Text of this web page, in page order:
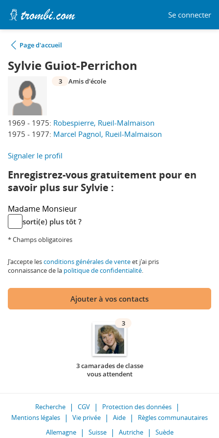
Se connecter
Page d'accueil
Sylvie Guiot-Perrichon
1969 - 1975: Robespierre, Rueil-Malmaison
1975 - 1977: Marcel Pagnol, Rueil-Malmaison
3 Amis d'école
Signaler le profil
Enregistrez-vous gratuitement pour en
savoir plus sur Sylvie :
Madame Monsieur
sorti(e) plus tôt ?
* Champs obligatoires
J'accepte lesconditions générales de venteet j'ai pris
connaissance de la politique de confidentialité.
Ajouter à vos contacts
3
3 camarades de classe
vous attendent
Recherche CGV
Protection des données
Mentions légales
Vie privée Aide
Règles communautaires
Allemagne
Suisse Autriche Suède